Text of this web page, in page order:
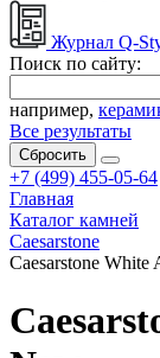
Журнал Q-
Поиск по сайту:
например,
Все результаты
Сбросить
+7 (499) 455-05-64
Главная
Каталог камней
Caesarstone
Caesarstone White